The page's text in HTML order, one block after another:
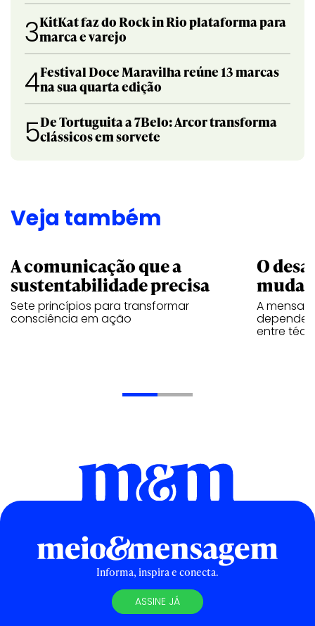
3KitKat faz do Rock in Rio plataforma para
marca e varejo
4Festival Doce Maravilha reúne 13 marcas
na sua quarta edição
5De Tortuguita a 7Belo: Arcor transforma
clássicos em sorvete
Veja também
A comunicação que a
sustentabilidade precisa
Sete princípios para transformar
consciência em ação
O
A
depende
entre
Informa, inspira e conecta.
ASSINE JÁ